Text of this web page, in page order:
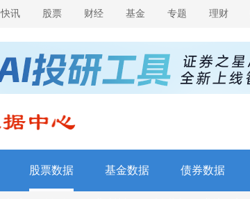
快讯 股票 财经 基金 专题 理财
股票数据 基金数据 债券数据